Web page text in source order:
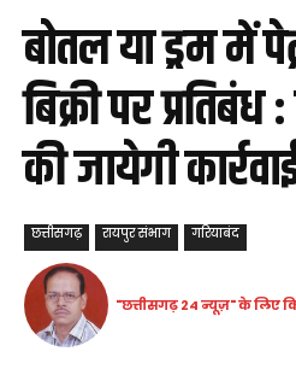
शैक्षणिक स्तर खराब मिलने पर
गुणवत्ता सुधारने के दिए
बोतल या ड्रम में
बिक्री पर
की जायेगी
छत्तीसगढ़ रायपुर संभाग गरियाबंद
"छत्तीसगढ़ 24 न्यूज़" के लिए